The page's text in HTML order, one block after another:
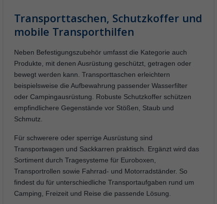
Transporttaschen, Schutzkoffer und
mobile Transporthilfen
Neben Befestigungszubehör umfasst die Kategorie auch
Produkte, mit denen Ausrüstung geschützt, getragen oder
bewegt werden kann. Transporttaschen erleichtern
beispielsweise die Aufbewahrung passender Wasserfilter
oder Campingausrüstung. Robuste Schutzkoffer schützen
empfindlichere Gegenstände vor Stößen, Staub und
Schmutz.
Für schwerere oder sperrige Ausrüstung sind
Transportwagen und Sackkarren praktisch. Ergänzt wird das
Sortiment durch Tragesysteme für Euroboxen,
Transportrollen sowie Fahrrad- und Motorradständer. So
findest du für unterschiedliche Transportaufgaben rund um
Camping, Freizeit und Reise die passende Lösung.